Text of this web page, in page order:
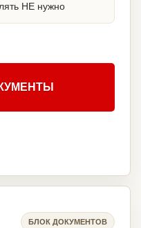
НЕ нужно
БЛОК ДОКУМЕНТОВ